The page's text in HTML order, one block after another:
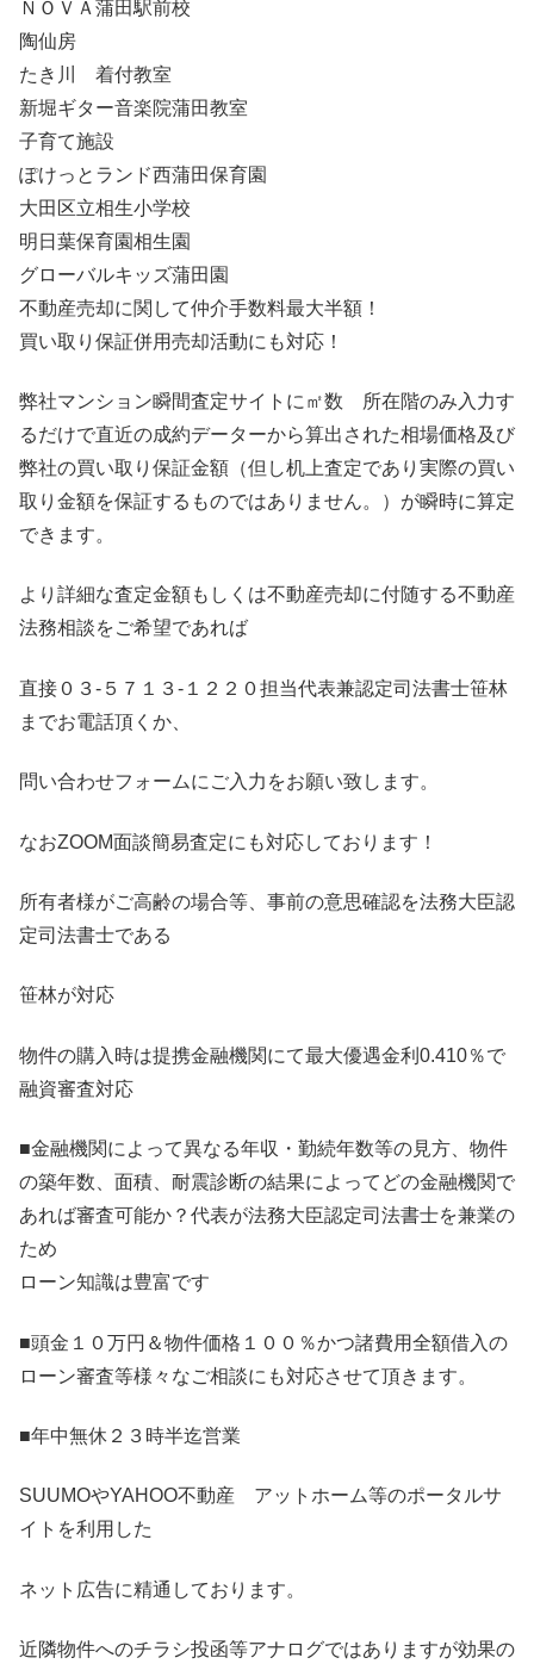
ＮＯＶＡ蒲田駅前校
陶仙房
たき川 着付教室
新堀ギター音楽院蒲田教室
子育て施設
ぽけっとランド西蒲田保育園
大田区立相生小学校
明日葉保育園相生園
グローバルキッズ蒲田園
不動産売却に関して仲介手数料最大半額！
買い取り保証併用売却活動にも対応！
弊社マンション瞬間査定サイトに㎡数 所在階のみ入力す
るだけで直近の成約データーから算出された相場価格及び
弊社の買い取り保証金額（但し机上査定であり実際の買い
取り金額を保証するものではありません。）が瞬時に算定
できます。
より詳細な査定金額もしくは不動産売却に付随する不動産
法務相談をご希望であれば
直接０３-５７１３-１２２０担当代表兼認定司法書士笹林
までお電話頂くか、
問い合わせフォームにご入力をお願い致します。
なおZOOM面談簡易査定にも対応しております！
所有者様がご高齢の場合等、事前の意思確認を法務大臣認
定司法書士である
笹林が対応
物件の購入時は提携金融機関にて最大優遇金利0.410％で
融資審査対応
■金融機関によって異なる年収・勤続年数等の見方、物件
の築年数、面積、耐震診断の結果によってどの金融機関で
あれば審査可能か？代表が法務大臣認定司法書士を兼業の
ため
ローン知識は豊富です
■頭金１０万円＆物件価格１００％かつ諸費用全額借入の
ローン審査等様々なご相談にも対応させて頂きます。
■年中無休２３時半迄営業
SUUMOやYAHOO不動産 アットホーム等のポータルサ
イトを利用した
ネット広告に精通しております。
近隣物件へのチラシ投函等アナログではありますが効果の